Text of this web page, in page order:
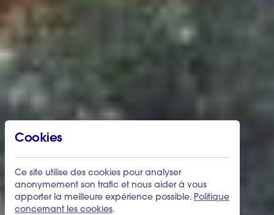
Cookies
Ce site utilise des cookies pour analyser
anonymement son trafic et nous aider à vous
apporter la meilleure expérience possible. Politique
concernant les cookies.